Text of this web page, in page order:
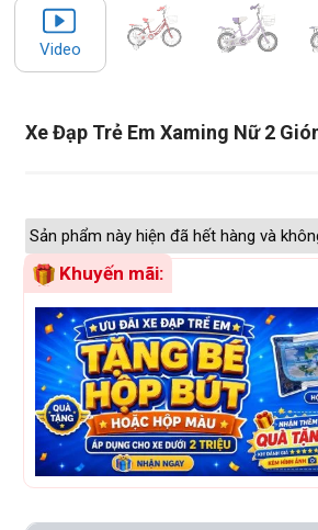
Xe Đạp Trẻ Em Xaming Nữ 2
Video
Sản phẩm này hiện đã hết hàng và
Khuyến mãi: